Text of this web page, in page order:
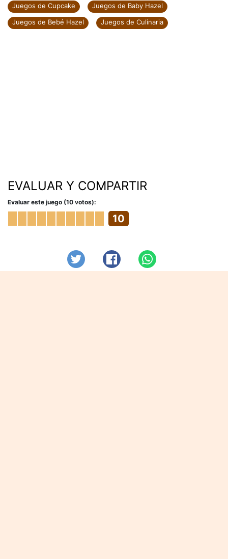
Juegos de Hacer Cupcake
Juegos de Cocina Cupcake
Juegos de Cupcake
Juegos de Baby Hazel
Evaluar este juego (10 votos):
10